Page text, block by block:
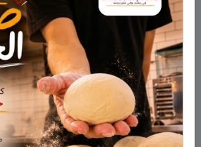
أحدث
فارس حمد
هل أصبح الزوج
نتخلص منها بعد استعمالها؟
نبيه عويداتعلى
تخريج 14
جمعية نحالي الحرمون
عزاتعلى
تخريج 14 نحالاً
جمعية نحالي الحرمون